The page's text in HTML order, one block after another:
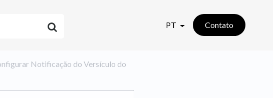
PT Contato
Notificação do Versículo do